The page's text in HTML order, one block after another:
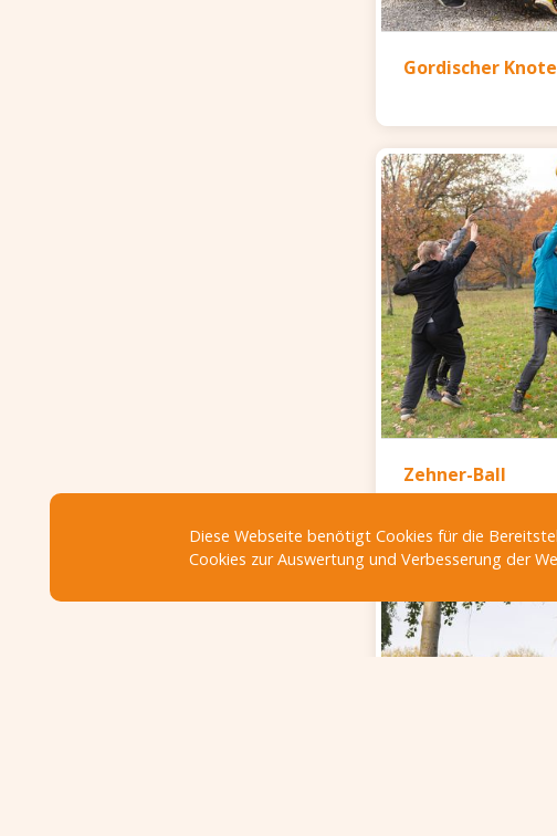
Gordischer
Zehner-Ball
Diese Webseite benötigt Cookies für die
Cookies zur Auswertung und Verbesserung der